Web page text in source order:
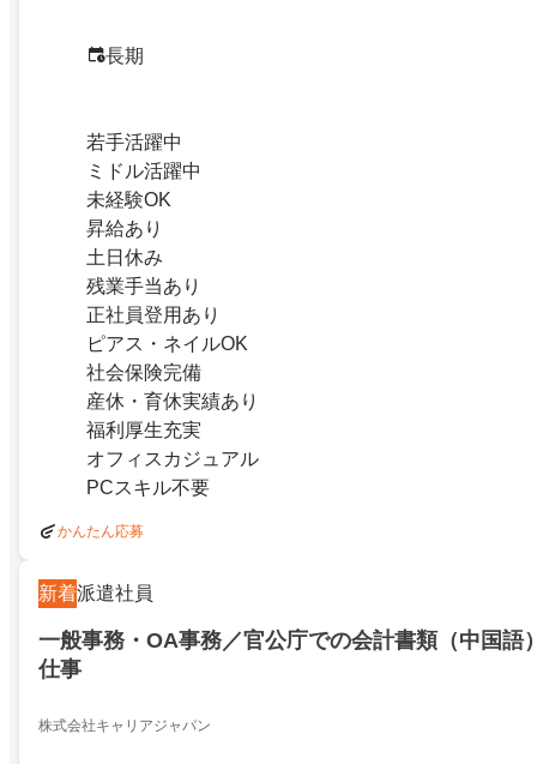
長期
若手活躍中
ミドル活躍中
未経験OK
昇給あり
土日休み
残業手当あり
正社員登用あり
ピアス・ネイルOK
社会保険完備
産休・育休実績あり
福利厚生充実
オフィスカジュアル
PCスキル不要
かんたん応募
新着派遣社員
一般事務・OA事務／官公庁での会計書類（中国語
仕事
株式会社キャリアジャパン